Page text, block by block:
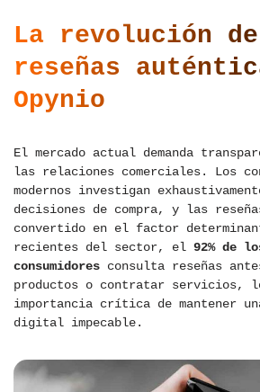
La revolución
reseñas
Opynio
El mercado actual demanda
las relaciones comerciales. Los
modernos investigan
decisiones de compra, y las
convertido en el factor
recientes del sector, el 92% de
consumidores consulta reseñas
productos o contratar servicios,
importancia crítica de mantener
digital impecable.